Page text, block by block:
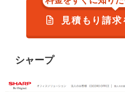
見積もり請求
シャープ